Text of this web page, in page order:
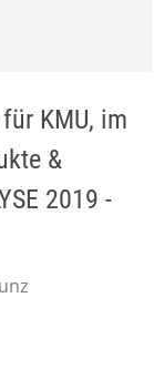
KMU, im
&
2019 -